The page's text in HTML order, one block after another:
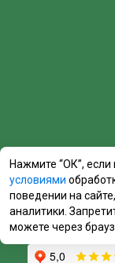
Нажмите “ОК”,
условиями
поведении на
аналитики.
можете через